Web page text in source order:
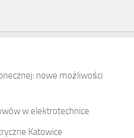
nowe możliwości
w elektrotechnice
Katowice